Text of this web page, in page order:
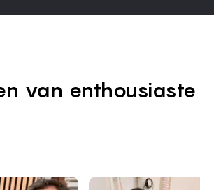
van enthousiaste